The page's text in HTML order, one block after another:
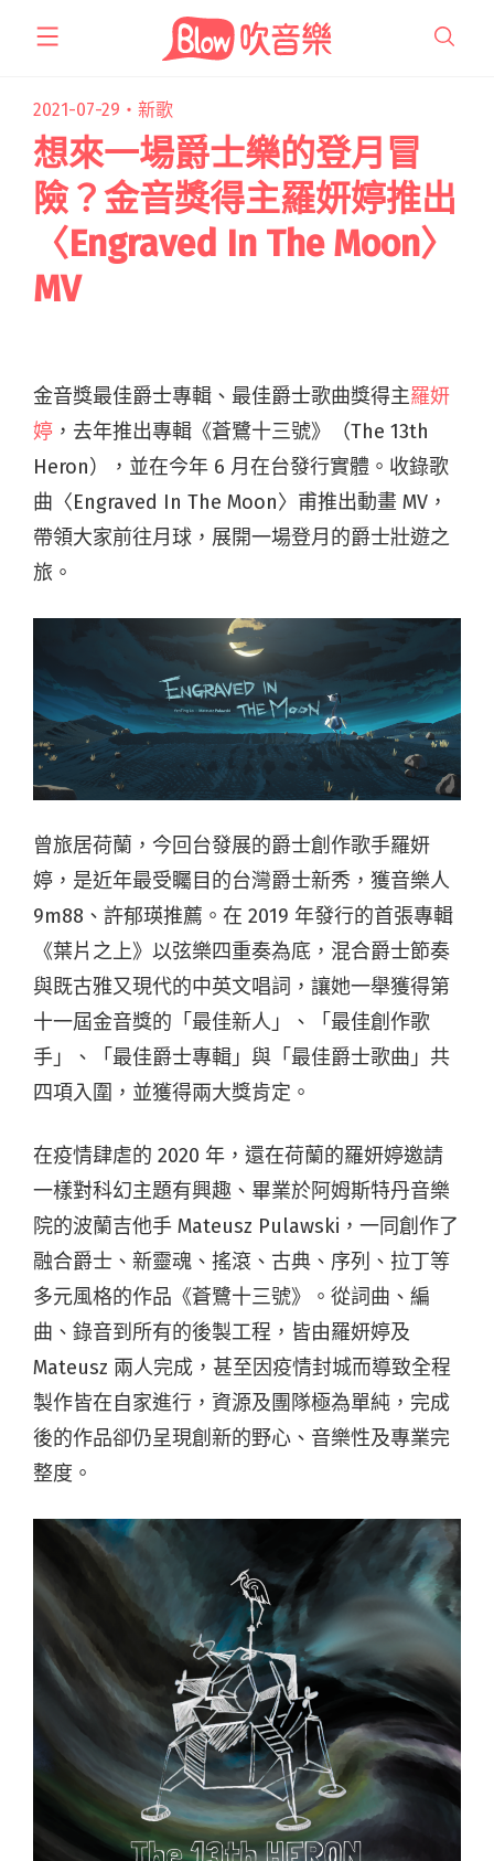
2021-07-29・ 新歌
想來一場爵士樂的登月冒
險？金音獎得主羅妍婷推出
〈Engraved In The Moon〉
MV
金音獎最佳爵士專輯、最佳爵士歌曲獎得主羅妍
婷 ，去年推出專輯《蒼鷺十三號》（The 13th
Heron），並在今年 6 月在台發行實體。收錄歌
曲〈Engraved In The Moon〉甫推出動畫 MV，
帶領大家前往月球，展開一場登月的爵士壯遊之
旅。
曾旅居荷蘭，今回台發展的爵士創作歌手羅妍
婷，是近年最受矚目的台灣爵士新秀，獲音樂人
9m88、許郁瑛推薦。在 2019 年發行的首張專輯
《葉片之上》以弦樂四重奏為底，混合爵士節奏
與既古雅又現代的中英文唱詞，讓她一舉獲得第
十一屆金音獎的「最佳新人」、「最佳創作歌
手」、「最佳爵士專輯」與「最佳爵士歌曲」共
四項入圍，並獲得兩大獎肯定。
在疫情肆虐的 2020 年，還在荷蘭的羅妍婷邀請
一樣對科幻主題有興趣、畢業於阿姆斯特丹音樂
院的波蘭吉他手 Mateusz Pulawski，一同創作了
融合爵士、新靈魂、搖滾、古典、序列、拉丁等
多元風格的作品《蒼鷺十三號》。從詞曲、編
曲、錄音到所有的後製工程，皆由羅妍婷及
Mateusz 兩人完成，甚至因疫情封城而導致全程
製作皆在自家進行，資源及團隊極為單純，完成
後的作品卻仍呈現創新的野心、音樂性及專業完
整度。